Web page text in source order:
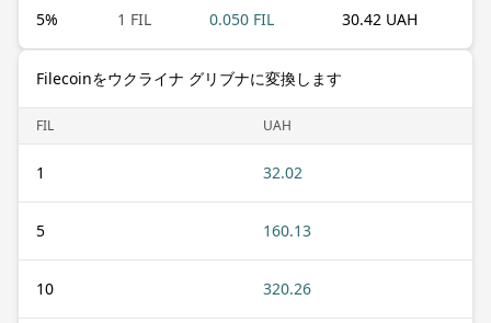
5% 1 FIL 0.050 FIL 30.42 UAH
Filecoinをウクライナ グリブナに変換します
FIL UAH
1 32.02
5 160.13
10 320.26